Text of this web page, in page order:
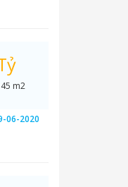
45 m2
06-2020